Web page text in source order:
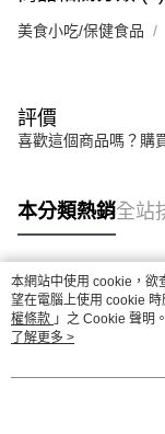
美食小吃/保健食品
評價
喜歡這個商品嗎？購
本分類熱銷全站
熱門標籤
本網站中使用 cookie，欲
望在電腦上使用 cookie
權條款 」之 Cookie 聲明
用條款之 Cookie 聲明使用
了解更多 >